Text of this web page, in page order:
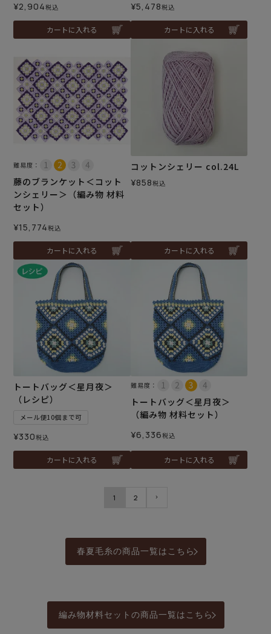
¥2,904税込
カートに入れる
¥5,478税込
カートに入れる
難易度：
藤のブランケット＜コット
ンシェリー＞（編み物 材料
セット）
¥15,774税込
カートに入れる
コットンシェリー col.24L
¥858税込
カートに入れる
トートバッグ＜星月夜＞
（レシピ）
メール便10個まで可
¥330税込
カートに入れる
難易度：
トートバッグ＜星月夜＞
（編み物 材料セット）
¥6,336税込
カートに入れる
1 2
春夏毛糸の商品一覧はこちら
編み物材料セットの商品一覧はこちら